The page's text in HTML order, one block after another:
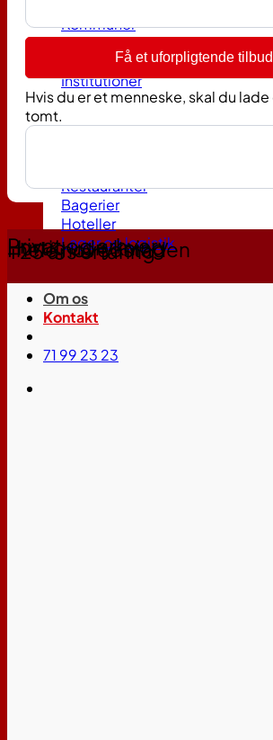
Kommuner
Hospitaler
Plejehjem
Institutioner
Fødevarer, service &
Restauranter
Bagerier
Hoteller
Lager og logistik
Om os
Kontakt
71 99 23 23
Få et uforpligtende tilbud
Hvis du er et menneske, skal du
tomt.
Privat og erhverv
Hurtig udrykning
I hele hovedstaden
+25 års erfaring